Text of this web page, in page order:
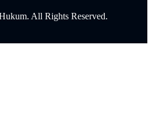
All Rights Reserved.